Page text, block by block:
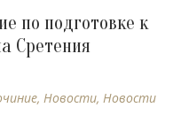
по подготовке к
Сретения
,Новости,Новости